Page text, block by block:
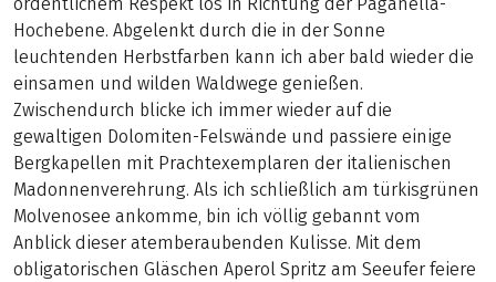
ordentlichem Respekt los in Richtung der Paganella-
Hochebene. Abgelenkt durch die in der Sonne
leuchtenden Herbstfarben kann ich aber bald wieder die
einsamen und wilden Waldwege genießen.
Zwischendurch blicke ich immer wieder auf die
gewaltigen Dolomiten-Felswände und passiere einige
Bergkapellen mit Prachtexemplaren der italienischen
Madonnenverehrung. Als ich schließlich am türkisgrünen
Molvenosee ankomme, bin ich völlig gebannt vom
Anblick dieser atemberaubenden Kulisse. Mit dem
obligatorischen Gläschen Aperol Spritz am Seeufer feiere